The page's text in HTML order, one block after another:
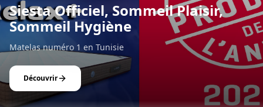
Siesta Officiel, Sommeil Plaisir,
Sommeil Hygiène
Matelas numéro 1 en Tunisie
Découvrir